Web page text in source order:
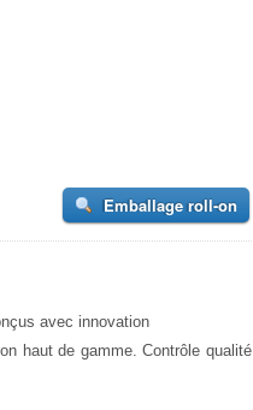
Emballage roll-on
avec innovation
haut de gamme. Contrôle qualité